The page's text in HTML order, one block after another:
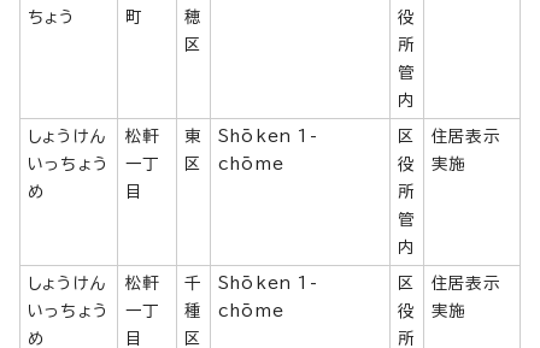
ちょう
町
穂
区
役
所
管
内
しょうけん
いっちょう
め
松軒
一丁
目
東
区
Shōken 1-
chōme
区
役
所
管
内
住居表示
実施
しょうけん
いっちょう
め
松軒
一丁
目
千
種
区
Shōken 1-
chōme
区
役
所
住居表示
実施